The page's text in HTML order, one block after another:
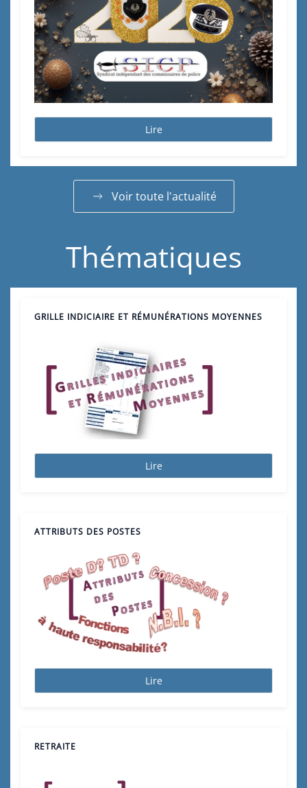
Lire
Voir toute l'actualité
Thématiques
GRILLE INDICIAIRE ET RÉMUNÉRATIONS MOYENNES
Lire
ATTRIBUTS DES POSTES
Lire
RETRAITE